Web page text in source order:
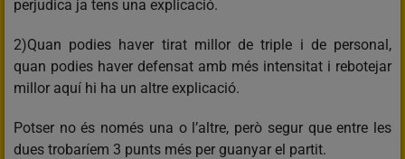
perjudica ja tens una explicació.
2)Quan podies haver tirat millor de triple i de personal,
quan podies haver defensat amb més intensitat i rebotejar
millor aquí hi ha un altre explicació.
Potser no és només una o l’altre, però segur que entre les
dues trobaríem 3 punts més per guanyar el partit.